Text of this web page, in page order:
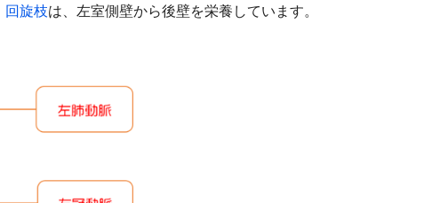
回旋枝は、左室側壁から後壁を栄養しています。